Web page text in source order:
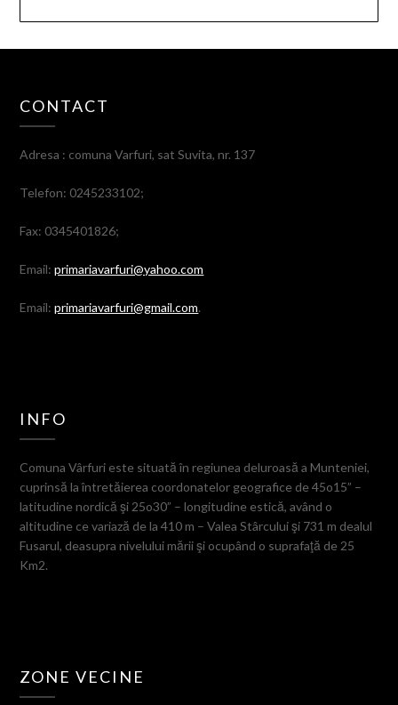
CONTACT
Adresa : comuna Varfuri, sat Suvita, nr. 137
Telefon: 0245233102;
Fax: 0345401826;
Email:primariavarfuri@yahoo.com
Email:primariavarfuri@gmail.com.
INFO
Comuna Vârfuri este situată în regiunea deluroasă a Munteniei,
cuprinsă la întretăierea coordonatelor geografice de 45o15” –
latitudine nordică şi 25o30” – longitudine estică, având o
altitudine ce variază de la 410 m – Valea Stârcului şi 731 m dealul
Fusarul, deasupra nivelului mării şi ocupând o suprafaţă de 25
Km2.
ZONE VECINE